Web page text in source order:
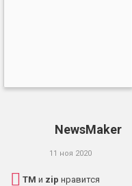
NewsMaker
11 ноя 2020
TM и zip нравится